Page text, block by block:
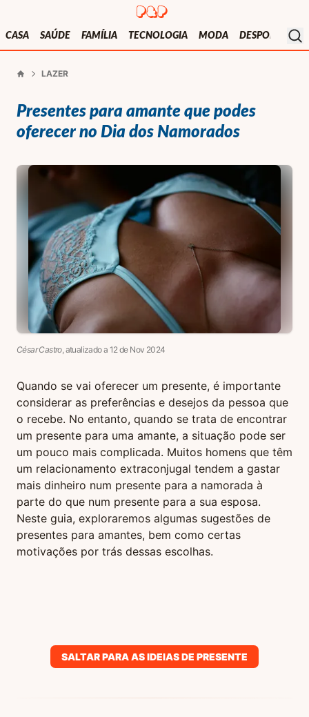
Presentes e Prendas
CASA SAÚDE FAMÍLIA TECNOLOGIA MODA DESPORTO
LAZER
Presentes para amante que podes
oferecer no Dia dos Namorados
César Castro, atualizado a 12de Nov 2024
Quando se vai oferecer um presente, é importante
considerar as preferências e desejos da pessoa que
o recebe. No entanto, quando se trata de encontrar
um presente para uma amante, a situação pode ser
um pouco mais complicada. Muitos homens que têm
um relacionamento extraconjugal tendem a gastar
mais dinheiro num presente para a namorada à
parte do que num presente para a sua esposa.
Neste guia, exploraremos algumas sugestões de
presentes para amantes, bem como certas
motivações por trás dessas escolhas.
SALTAR PARA AS IDEIAS DE PRESENTE